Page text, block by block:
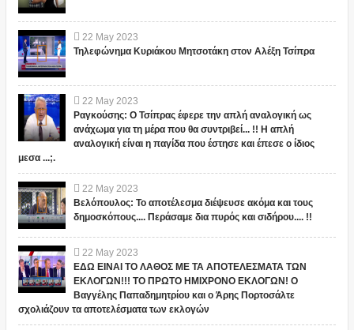
22 May 2023
Τηλεφώνημα Κυριάκου Μητσοτάκη στον Αλέξη Τσίπρα
22 May 2023
Ραγκούσης: Ο Τσίπρας έφερε την απλή αναλογική ως
ανάχωμα για τη μέρα που θα συντριβεί... !! Η απλή
αναλογική είναι η παγίδα που έστησε και έπεσε ο ίδιος
μεσα ...;.
22 May 2023
Βελόπουλος: Το αποτέλεσμα διέψευσε ακόμα και τους
δημοσκόπους.... Περάσαμε δια πυρός και σιδήρου.... !!
22 May 2023
ΕΔΩ ΕΙΝΑΙ ΤΟ ΛΑΘΟΣ ΜΕ ΤΑ ΑΠΟΤΕΛΕΣΜΑΤΑ ΤΩΝ
ΕΚΛΟΓΩΝ!!! ΤΟ ΠΡΩΤΟ ΗΜΙΧΡΟΝΟ ΕΚΛΟΓΩΝ! Ο
Βαγγέλης Παπαδημητρίου και ο Άρης Πορτοσάλτε
σχολιάζουν τα αποτελέσματα των εκλογών